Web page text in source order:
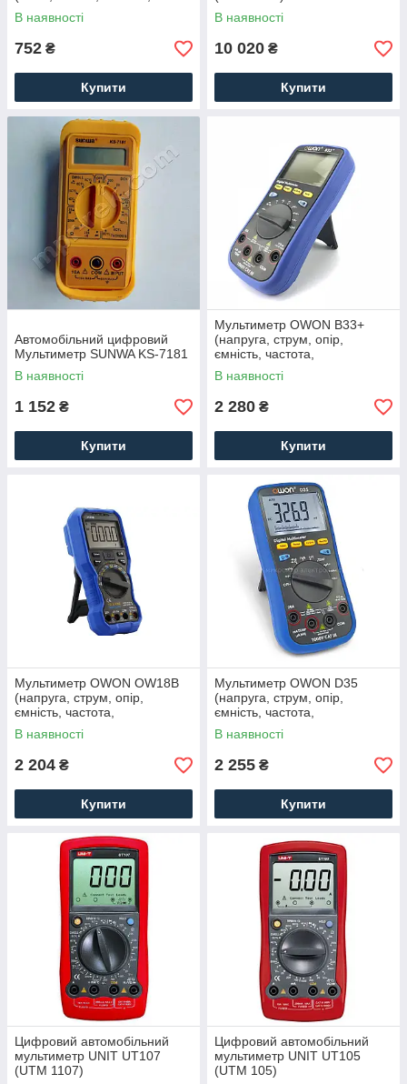
діодів, звукова
продзвонювання)
В наявності
752 ₴
Купити
В наявності
10 020 ₴
Купити
Автомобільний цифровий
Мультиметр SUNWA KS-7181
В наявності
1 152 ₴
Купити
Мультиметр OWON B33+
(напруга, струм, опір,
ємність, частота,
температура)
+Bluetooth+Offline з ПДВ
В наявності
2 280 ₴
Купити
Мультиметр OWON OW18B
(напруга, струм, опір,
ємність, частота,
температура) True-RMS
В наявності
2 204 ₴
Купити
Мультиметр OWON D35
(напруга, струм, опір,
ємність, частота,
температура)
В наявності
2 255 ₴
Купити
Цифровий автомобільний
мультиметр UNIT UT107
(UTM 1107)
Цифровий автомобільний
мультиметр UNIT UT105
(UTM 105)